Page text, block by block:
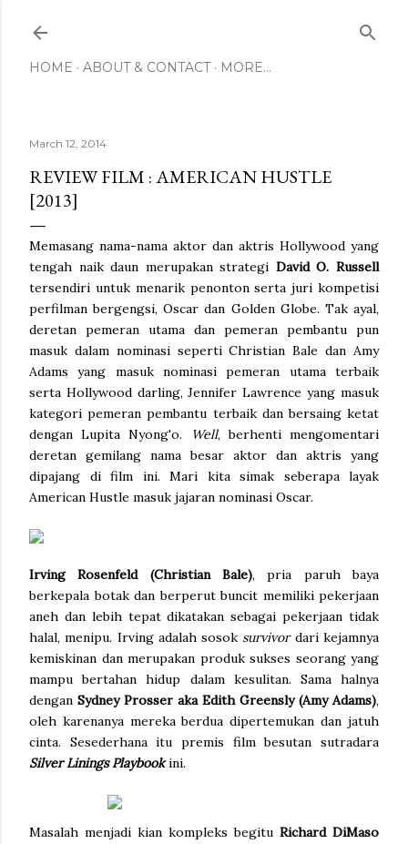
HOME ABOUT & CONTACT MORE…
March 12, 2014
REVIEW FILM : AMERICAN HUSTLE
[2013]
Memasang nama-nama aktor dan aktris Hollywood yang
tengah naik daun merupakan strategi David O. Russell
tersendiri untuk menarik penonton serta juri kompetisi
perfilman bergengsi, Oscar dan Golden Globe. Tak ayal,
deretan pemeran utama dan pemeran pembantu pun
masuk dalam nominasi seperti Christian Bale dan Amy
Adams yang masuk nominasi pemeran utama terbaik
serta Hollywood darling, Jennifer Lawrence yang masuk
kategori pemeran pembantu terbaik dan bersaing ketat
dengan Lupita Nyong'o.
Well, berhenti mengomentari
deretan gemilang nama besar aktor dan aktris yang
dipajang di film ini. Mari kita simak seberapa layak
American Hustle masuk jajaran nominasi Oscar.
Irving Rosenfeld (Christian Bale), pria paruh baya
berkepala botak dan berperut buncit memiliki pekerjaan
aneh dan lebih tepat dikatakan sebagai pekerjaan tidak
halal, menipu. Irving adalah sosok survivordari kejamnya
kemiskinan dan merupakan produk sukses seorang yang
mampu bertahan hidup dalam kesulitan. Sama halnya
dengan Sydney Prosser aka Edith Greensly (Amy Adams),
oleh karenanya mereka berdua dipertemukan dan jatuh
cinta. Sesederhana itu premis film besutan sutradara
Silver Linings Playbookini.
Masalah menjadi kian kompleks begitu Richard DiMaso